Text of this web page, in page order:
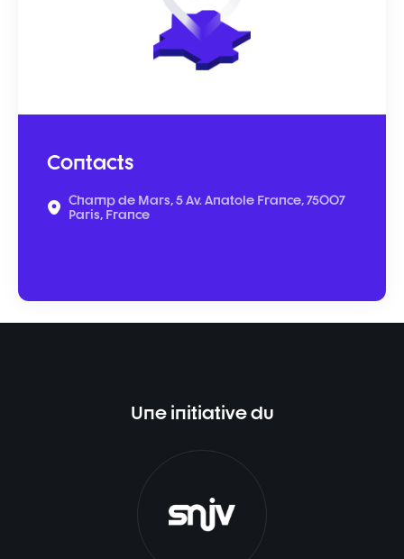
Contacts
Champ de Mars, 5 Av. Anatole France, 75007
Paris, France
Une initiative du